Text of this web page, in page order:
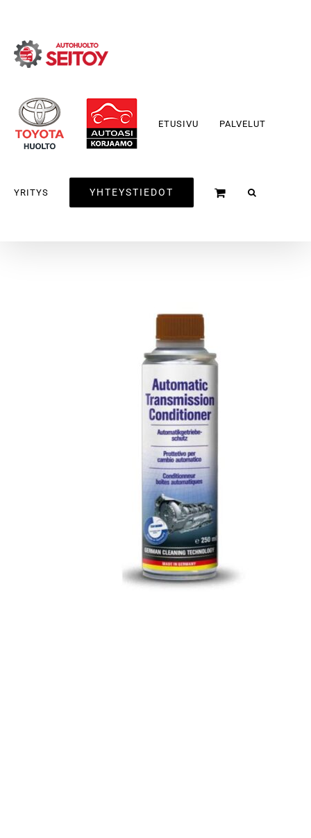
content
ETUSIVU PALVELUT
YRITYS YHTEYSTIEDOT